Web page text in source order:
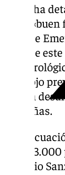
El 112 ha
y con
Plan de
hora de
desalojo
se han
ribereñas.
La
a casi
Antonio